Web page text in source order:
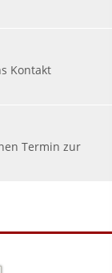
Kontakt
Termin zur